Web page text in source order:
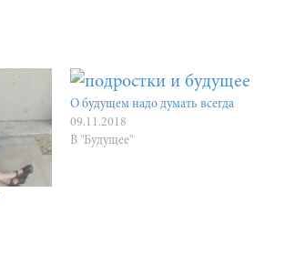
О будущем надо думать всегда
09.11.2018
В "Будущее"